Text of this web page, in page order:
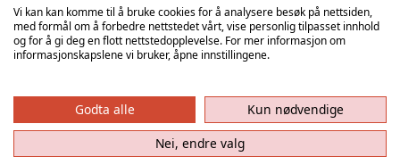
Administrasjon
Styret
Vi kan kan komme til å bruke cookies for å analysere besøk på nettsiden,
med formål om å forbedre nettstedet vårt, vise personlig tilpasset innhold
og for å gi deg en flott nettstedopplevelse. For mer informasjon om
informasjonskapslene vi bruker, åpne innstillingene.
Godta alle
Kun nødvendige
Nei, endre valg